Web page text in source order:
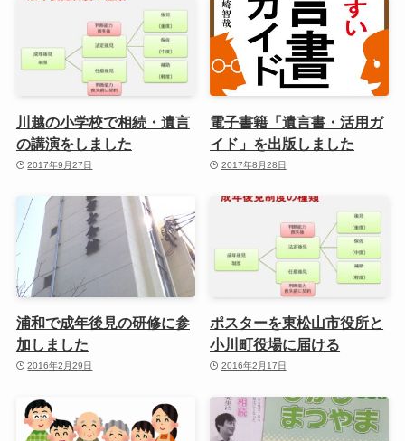
川越の小学校で相続・遺言
の講演をしました
2017年9月27日
電子書籍「遺言書・活用ガ
イド」を出版しました
2017年8月28日
浦和で成年後見の研修に参
加しました
2016年2月29日
ポスターを東松山市役所と
小川町役場に届ける
2016年2月17日